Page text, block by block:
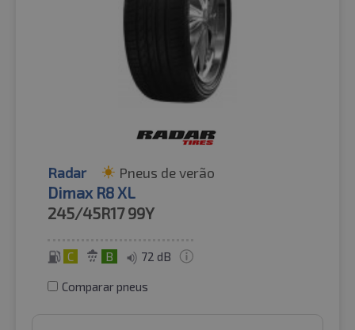
Radar Pneus de verão
Dimax R8 XL
245/45R17 99Y
C B 72 dB
Comparar pneus